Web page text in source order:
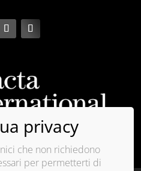
che non richiedono
per permetterti di